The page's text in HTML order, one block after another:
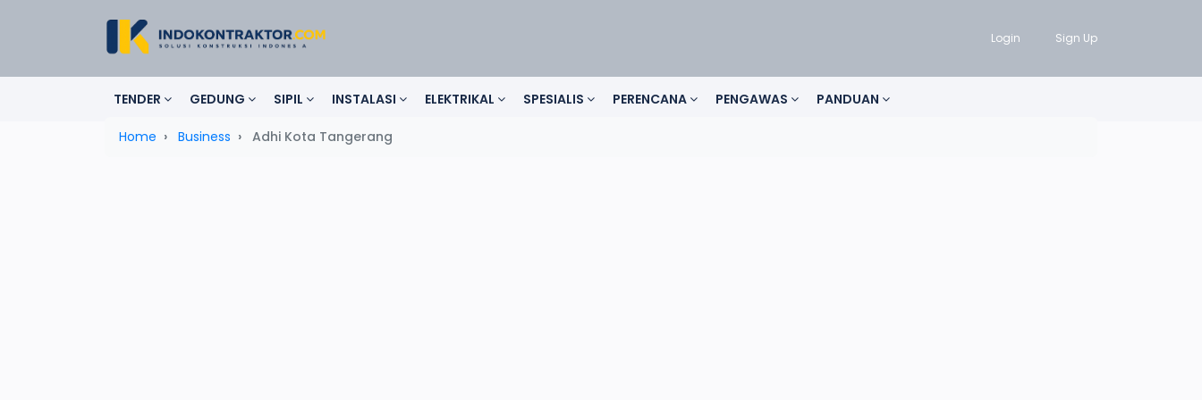
Login Sign Up
TENDER GEDUNG SIPIL INSTALASI ELEKTRIKAL SPESIALIS PERENCANA PENGAWAS PANDUAN
Home Business Adhi Kota Tangerang